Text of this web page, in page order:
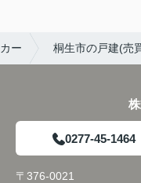
ー 桐生市の戸建(売
0277-45-1464
〒376-0021